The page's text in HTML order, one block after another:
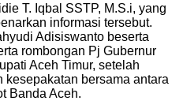
T. Iqbal SSTP, M.S.i, yang
informasi tersebut.
Adisiswanto beserta
rombongan Pj Gubernur
Aceh Timur, setelah
bersama antara
Banda Aceh.